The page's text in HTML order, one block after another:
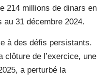
214 millions de dinars en
au 31 décembre 2024.
à des défis persistants.
clôture de l’exercice, une
a perturbé la